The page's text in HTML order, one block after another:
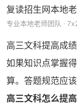
复读招生网本地
专业本地老师团队 ·
高三文科提高成
如果知识点掌握
算。答题规范应
高三文科怎么提